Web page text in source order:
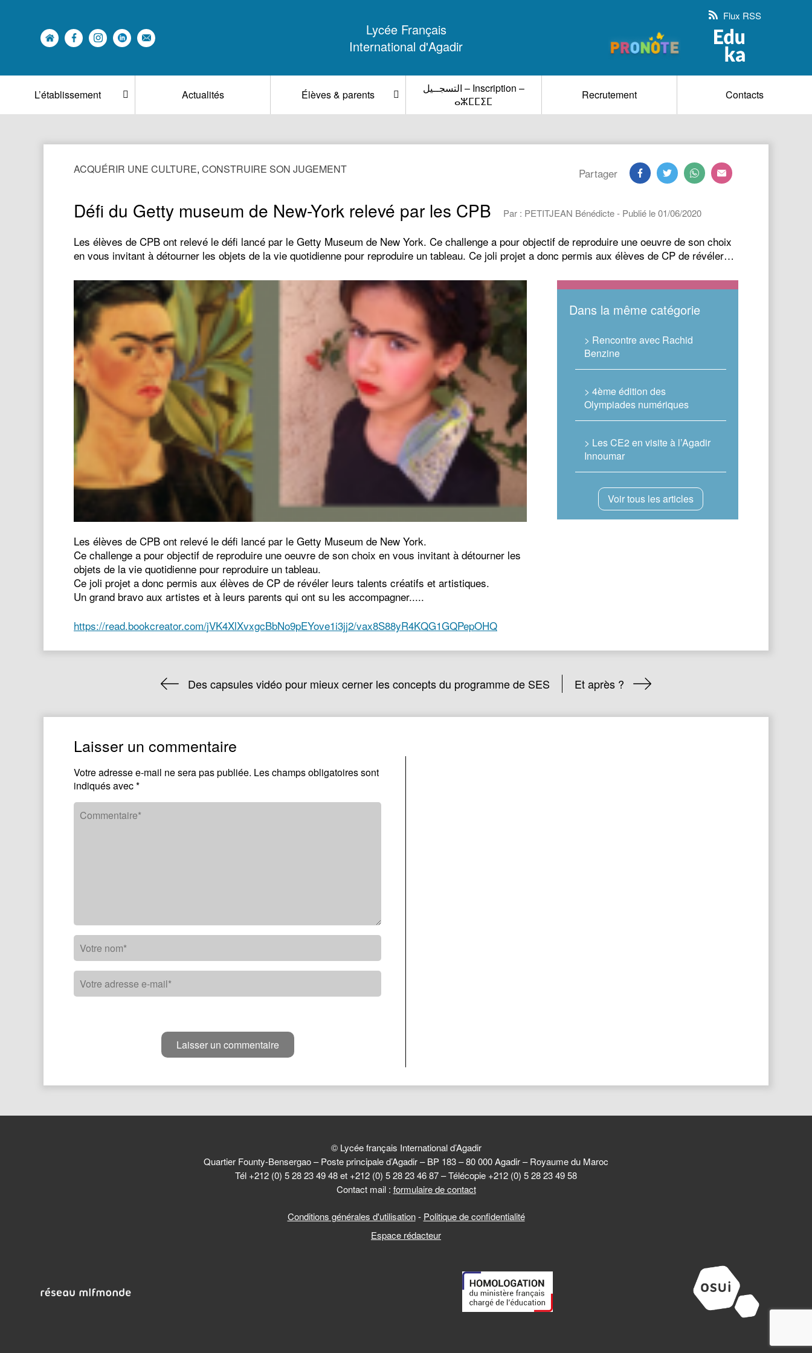
Lycée Français
International d'Agadir
Flux RSS
L’établissement Actualités Élèves & parents
التسجــيل – Inscription –
ⴰⵣⵎⵎⵉⵎ
Recrutement Contacts
ACQUÉRIR UNE CULTURE, CONSTRUIRE SON JUGEMENT Partager
Défi du Getty museum de New-York relevé par les CPB Par : PETITJEAN Bénédicte - Publié le 01/06/2020
Les élèves de CPB ont relevé le défi lancé par le Getty Museum de New York. Ce challenge a pour objectif de reproduire une oeuvre de son choix
en vous invitant à détourner les objets de la vie quotidienne pour reproduire un tableau. Ce joli projet a donc permis aux élèves de CP de révéler…
Les élèves de CPB ont relevé le défi lancé par le Getty Museum de New York.
Ce challenge a pour objectif de reproduire une oeuvre de son choix en vous invitant à détourner les
objets de la vie quotidienne pour reproduire un tableau.
Ce joli projet a donc permis aux élèves de CP de révéler leurs talents créatifs et artistiques.
Un grand bravo aux artistes et à leurs parents qui ont su les accompagner.....
https://read.bookcreator.com/jVK4XlXvxgcBbNo9pEYove1i3jj2/vax8S88yR4KQG1GQPepOHQ
Dans la même catégorie
> Rencontre avec Rachid
Benzine
> 4ème édition des
Olympiades numériques
> Les CE2 en visite à l’Agadir
Innoumar
Voir tous les articles
Des capsules vidéo pour mieux cerner les concepts du programme de SES Et après ?
Laisser un commentaire
Votre adresse e-mail ne sera pas publiée. Les champs obligatoires sont
indiqués avec*
© Lycée français International d’Agadir
Quartier Founty-Bensergao – Poste principale d’Agadir – BP 183 – 80 000 Agadir – Royaume du Maroc
Tél +212 (0) 5 28 23 49 48 et +212 (0) 5 28 23 46 87 – Télécopie +212 (0) 5 28 23 49 58
Contact mail : formulaire de contact
Conditions générales d'utilisation- Politique de confidentialité
Espace rédacteur